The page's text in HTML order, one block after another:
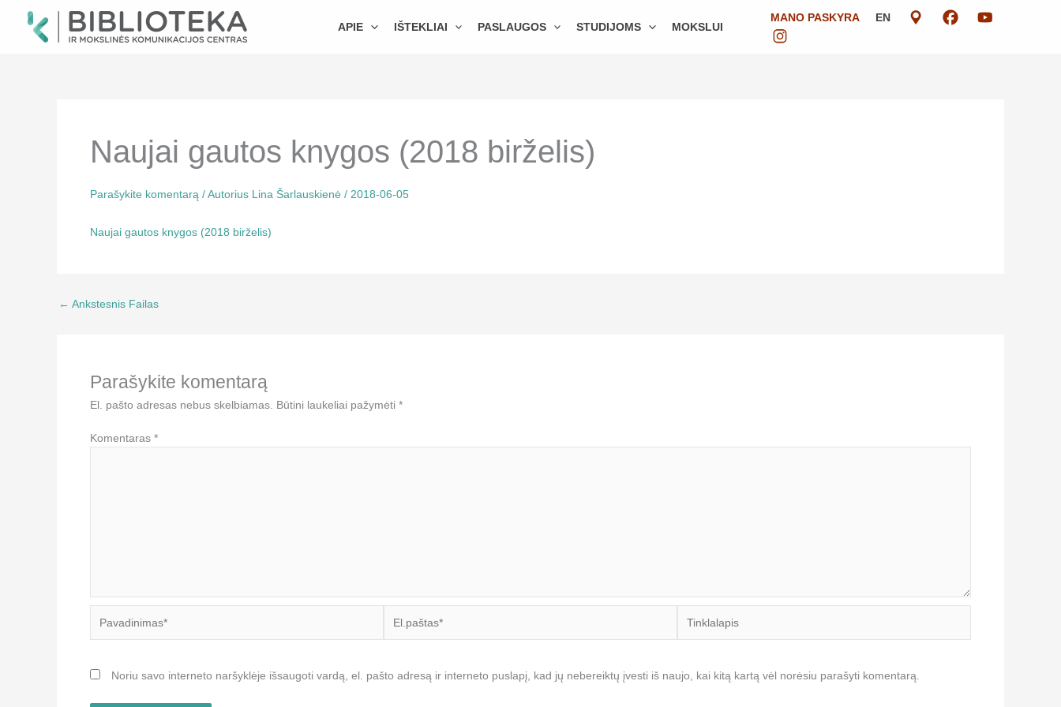
APIE IŠTEKLIAI PASLAUGOS STUDIJOMS MOKSLUI
MANO PASKYRA EN
Naujai gautos knygos (2018 birželis)
Parašykite komentarą / Autorius Lina Šarlauskienė / 2018-06-05
Naujai gautos knygos (2018 birželis)
← Ankstesnis Failas
Parašykite komentarą
El. pašto adresas nebus skelbiamas. Būtini laukeliai pažymėti *
Komentaras *
Noriu savo interneto naršyklėje išsaugoti vardą, el. pašto adresą ir interneto puslapį, kad jų nebereiktų įvesti iš naujo, kai kitą kartą vėl norėsiu parašyti komentarą.